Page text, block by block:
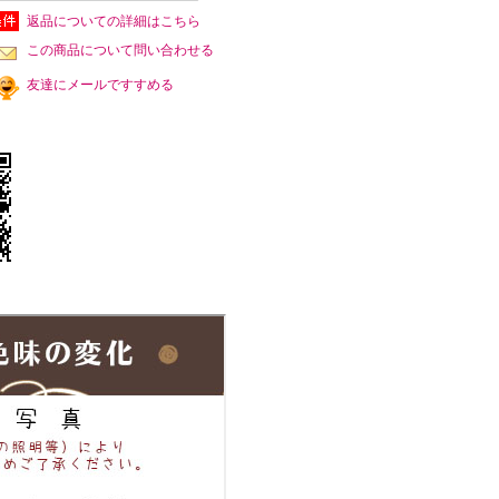
返品についての詳細はこちら
この商品について問い合わせる
友達にメールですすめる